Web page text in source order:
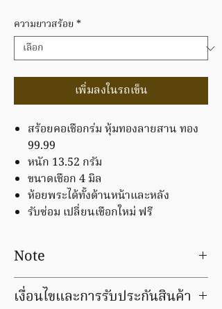
กรัม
ความยาวสร้อย *
เพิ่มลงในรถเข็น
สร้อยคอเชือกร่ม หุ้มทองลายสาน ทอง
99.99
หนัก 13.52 กรัม
ขนาดเชือก 4 มิล
ห้อยพระได้ทั้งด้านหน้าและหลัง
รับซ่อม เปลี่ยนเชือกใหม่ ฟรี
Note
Prices for precious metal products are
an estimate only and can vary slightly
เงื่อนไขและการรับประกันสินค้า